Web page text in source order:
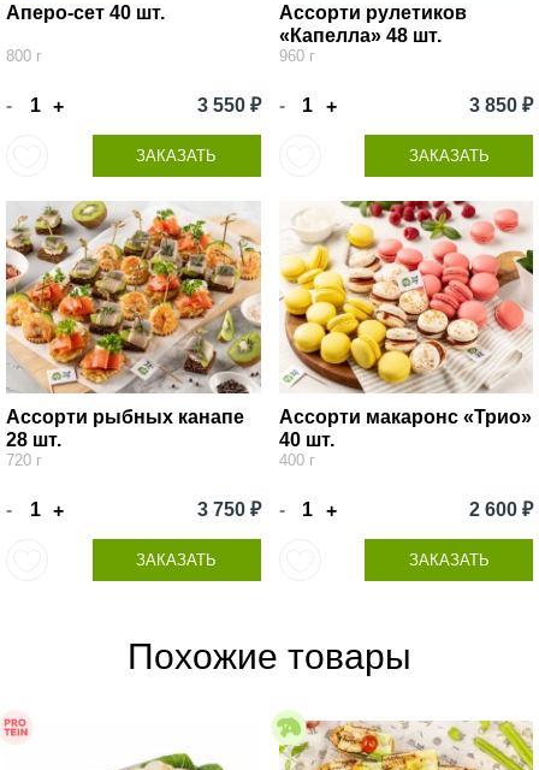
Аперо-сет 40 шт.
800 г
- + 3 550 ₽
ЗАКАЗАТЬ
Ассорти рулетиков
«Капелла» 48 шт.
960 г
- + 3 850 ₽
ЗАКАЗАТЬ
Ассорти рыбных канапе
28 шт.
720 г
- + 3 750 ₽
ЗАКАЗАТЬ
Ассорти макаронс «Трио»
40 шт.
400 г
- + 2 600 ₽
ЗАКАЗАТЬ
Похожие товары